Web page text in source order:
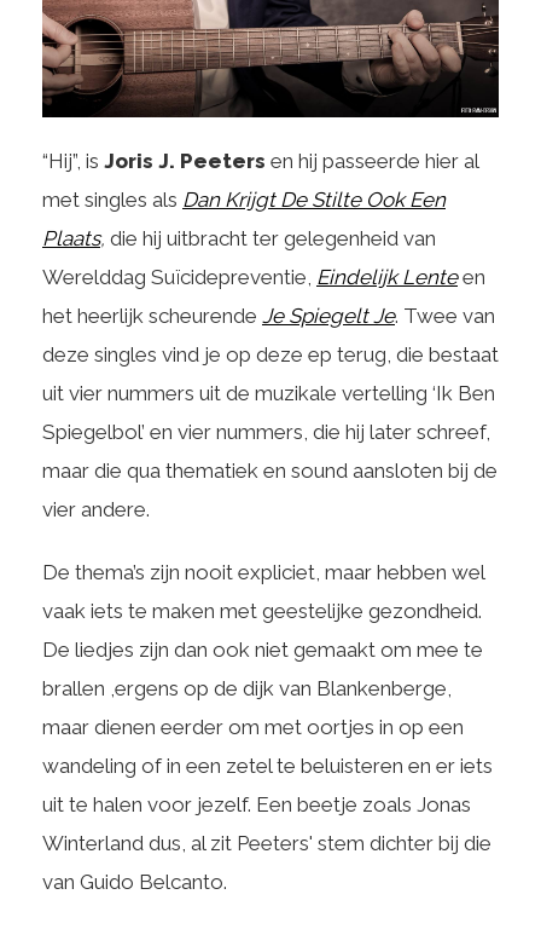
“Hij”, is Joris J. Peeters en hij passeerde hier al
met singles als Dan Krijgt De Stilte Ook Een
Plaats, die hij uitbracht ter gelegenheid van
Werelddag Suïcidepreventie, Eindelijk Lenteen
het heerlijk scheurende Je Spiegelt Je. Twee van
deze singles vind je op deze ep terug, die bestaat
uit vier nummers uit de muzikale vertelling ‘Ik Ben
Spiegelbol’ en vier nummers, die hij later schreef,
maar die qua thematiek en sound aansloten bij de
vier andere.
De thema’s zijn nooit expliciet, maar hebben wel
vaak iets te maken met geestelijke gezondheid.
De liedjes zijn dan ook niet gemaakt om mee te
brallen ,ergens op de dijk van Blankenberge,
maar dienen eerder om met oortjes in op een
wandeling of in een zetel te beluisteren en er iets
uit te halen voor jezelf. Een beetje zoals Jonas
Winterland dus, al zit Peeters' stem dichter bij die
van Guido Belcanto.